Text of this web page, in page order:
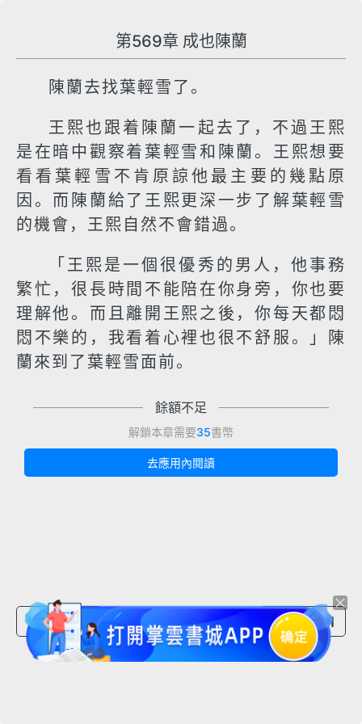
第569章 成也陳蘭
陳蘭去找葉輕雪了。
王熙也跟着陳蘭一起去了，不過王熙
是在暗中觀察着葉輕雪和陳蘭。王熙想要
看看葉輕雪不肯原諒他最主要的幾點原
因。而陳蘭給了王熙更深一步了解葉輕雪
的機會，王熙自然不會錯過。
「王熙是一個很優秀的男人，他事務
繁忙，很長時間不能陪在你身旁，你也要
理解他。而且離開王熙之後，你每天都悶
悶不樂的，我看着心裡也很不舒服。」陳
蘭來到了葉輕雪面前。
餘額不足
解鎖本章需要35書幣
去應用內閱讀
上一章節 下一章節